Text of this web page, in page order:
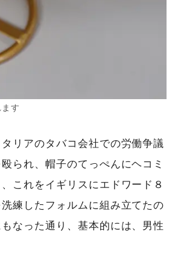
す
リアのタバコ会社での労働争議
られ、帽子のてっぺんにヘコミ
これをイギリスにエドワード８
練したフォルムに組み立てたの
なった通り、基本的には、男性